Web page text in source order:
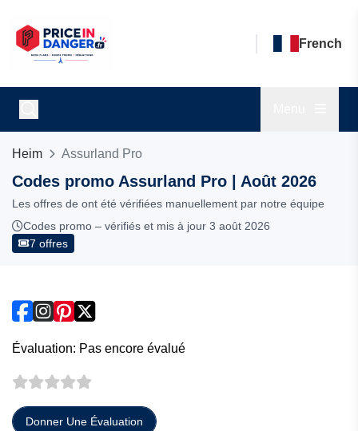
French
Heim Assurland Pro
Codes promo Assurland Pro | Août 2026
Les offres de ont été vérifiées manuellement par notre équipe
Codes promo – vérifiés et mis à jour 3 août 2026
7 offres
Évaluation: Pas encore évalué
Donner Une Évaluation